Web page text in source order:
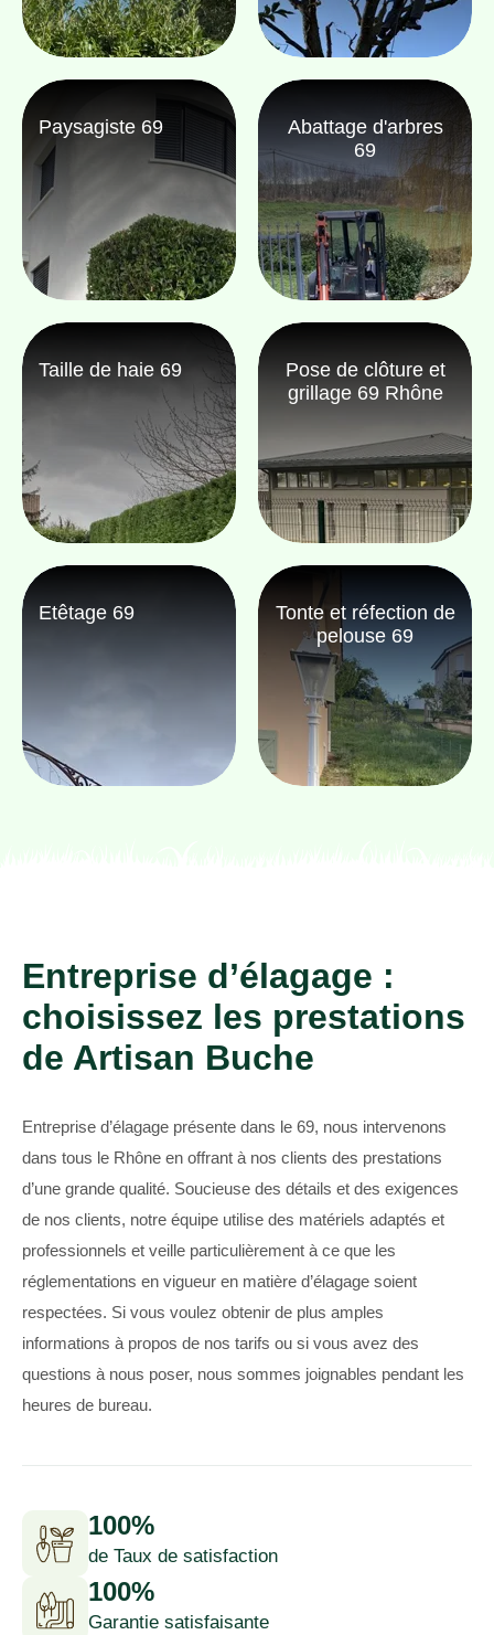
Paysagiste 69
Abattage d'arbres
69
Taille de haie 69
Pose de clôture et
grillage 69 Rhône
Etêtage 69
Tonte et réfection de
pelouse 69
Entreprise d’élagage :
choisissez les prestations
de Artisan Buche
Entreprise d’élagage présente dans le 69, nous intervenons
dans tous le Rhône en offrant à nos clients des prestations
d’une grande qualité. Soucieuse des détails et des exigences
de nos clients, notre équipe utilise des matériels adaptés et
professionnels et veille particulièrement à ce que les
réglementations en vigueur en matière d’élagage soient
respectées. Si vous voulez obtenir de plus amples
informations à propos de nos tarifs ou si vous avez des
questions à nous poser, nous sommes joignables pendant les
heures de bureau.
100%
de Taux de satisfaction
100%
Garantie satisfaisante